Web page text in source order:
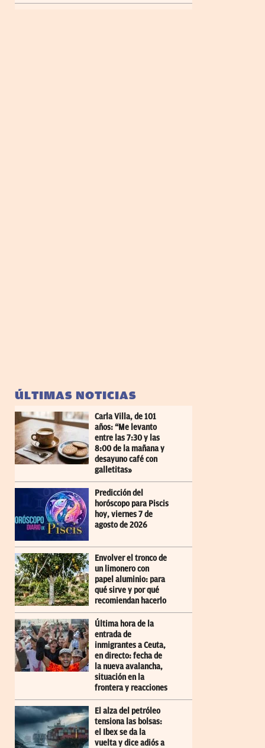
ÚLTIMAS NOTICIAS
Carla Villa, de 101
años: “Me levanto
entre las 7:30 y las
8:00 de la mañana y
desayuno café con
galletitas»
Predicción del
horóscopo para Piscis
hoy, viernes 7 de
agosto de 2026
Envolver el tronco de
un limonero con
papel aluminio: para
qué sirve y por qué
recomiendan hacerlo
Última hora de la
entrada de
inmigrantes a Ceuta,
en directo: fecha de
la nueva avalancha,
situación en la
frontera y reacciones
El alza del petróleo
tensiona las bolsas:
el Ibex se da la
vuelta y dice adiós a